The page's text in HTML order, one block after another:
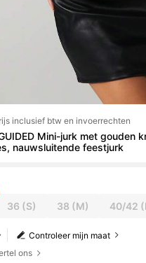
inclusief btw en invoerrechten
Mini-jurk met gouden
nauwsluitende feestjurk
36 (S) 38 (M) 40/42
Controleer mijn maat
ons